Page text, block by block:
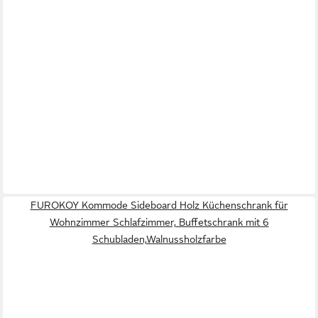
FUROKOY Kommode Sideboard Holz Küchenschrank für
Wohnzimmer Schlafzimmer, Buffetschrank mit 6
Schubladen,Walnussholzfarbe